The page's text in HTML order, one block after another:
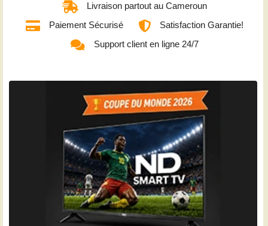
Livraison partout au Cameroun
Paiement Sécurisé
Satisfaction Garantie!
Support client en ligne 24/7